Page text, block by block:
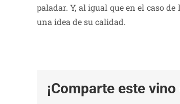
paladar. Y, al igual que en el caso
una idea de su calidad.
¡Comparte este